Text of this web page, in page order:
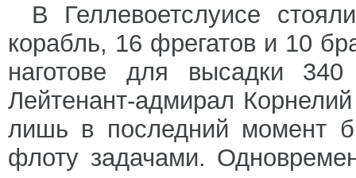
В Геллевоетслуисе
корабль, 16 фрегатов и 10
наготове для высадки
Лейтенант-адмирал
лишь в последний момент
флоту задачами.